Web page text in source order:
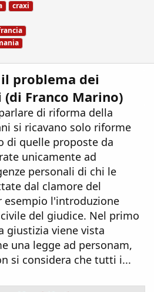
craxi
problema dei
Franco Marino)
di riforma della
si ricavano solo riforme
di quelle proposte da
unicamente ad
personali di chi le
dal clamore del
esempio l'introduzione
del giudice. Nel primo
giustizia viene vista
una legge ad personam,
si considera che tutti i...